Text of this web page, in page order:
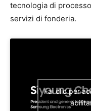
tecnologia di
servizi di fonderia.
Fai clic per